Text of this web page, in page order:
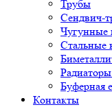
Трубы
Сендвич-
Чугунные
Стальные
Буферная
Контакты